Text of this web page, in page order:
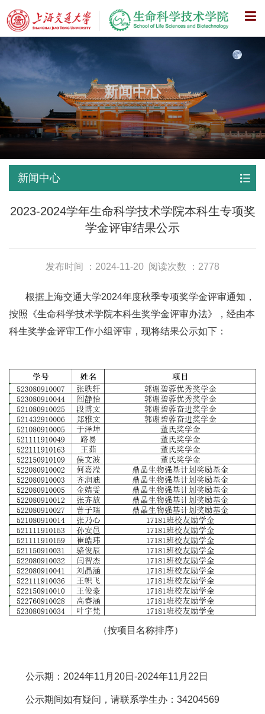
X
新闻中心
新闻中心
2023-2024学年生命科学技术学院本科生专项奖
学金评审结果公示
发布时间 ：2024-11-20 阅读次数 ：2778
根据上海交通大学2024年度秋季专项奖学金评审通知，
按照《生命科学技术学院本科生奖学金评审办法》，经由本
科生奖学金评审工作小组评审，现将结果公示如下：
（按项目名称排序）
公示期：2024年11月20日-2024年11月22日
公示期间如有疑问，请联系学生办：34204569